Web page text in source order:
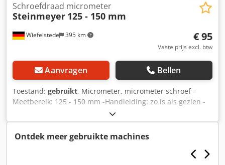
Wiefelstede 395 km
Schroefdraad micrometer
Steinmeyer 125 - 150 mm
€ 95
Vaste prijs excl. btw
Aanvragen Bellen
Toestand: gebruikt, Micrometer, micrometer schroef -
Meetbereik: 125 - 150 mm -Handleiding: zo is als gezien -
Accessoires: ontbreekt, zie foto -andere maten:
beschikbaar -Afmetingen doos: 330/180/H30 mm -gewicht:
1.1 kg Cjdefn Am Ropfx Adpjrf
Ontdek meer gebruikte machines